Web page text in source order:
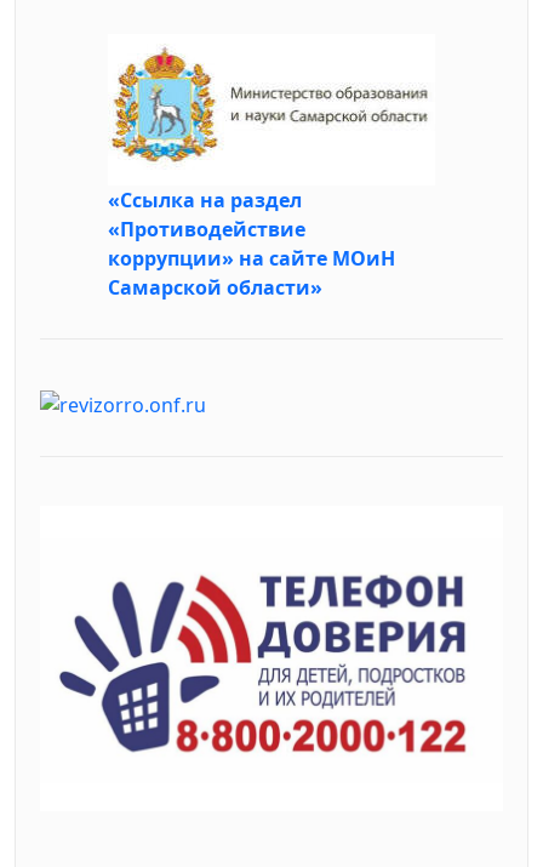
«Ссылка на раздел
«Противодействие
коррупции» на сайте МОиН
Самарской области»